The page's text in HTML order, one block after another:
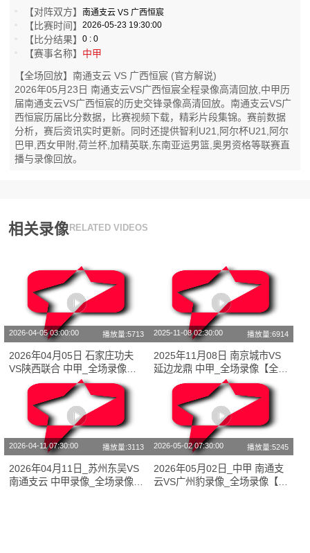
【对阵双方】南通支云 VS 广西恒宸
【比赛时间】2026-05-23 19:30:00
【比分结果】0 : 0
【赛事名称】 中甲
【全场回放】南通支云 VS 广西恒宸 (官方解说)
2026年05月23日 南通支云VS广西恒宸全程录像高清回放,中甲历
届南通支云VS广西恒宸的历史交锋录像高清回放。南通支云VS广
西恒宸历届比分数据，比赛视频下载，精彩片段集锦。赛前数据
分析，赛后资讯实时更新。同时还提供智利U21,阿尔杯U21,阿尔
巴甲,西女甲附,荷兰杯,加精英联,东南亚运男篮,奥男资格等联赛直
播与录像回放。
相关录像 RELATED VIDEOS
2026-04-05 03:00:00 播放量:5713
2026年04月05日 石家庄功夫
VS陕西联合 中甲_全场录像
【全场回放】
2025-11-08 02:30:00 播放量:6914
2025年11月08日 南京城市VS
延边龙鼎 中甲_全场录像【全场
回放】
2026-04-11 07:30:00 播放量:3113
2026年04月11日_苏州东吴VS
南通支云 中甲录像_全场录像
2026-05-02 07:30:00 播放量:5245
2026年05月02日_中甲 南通支
云VS广州豹录像_全场录像【视